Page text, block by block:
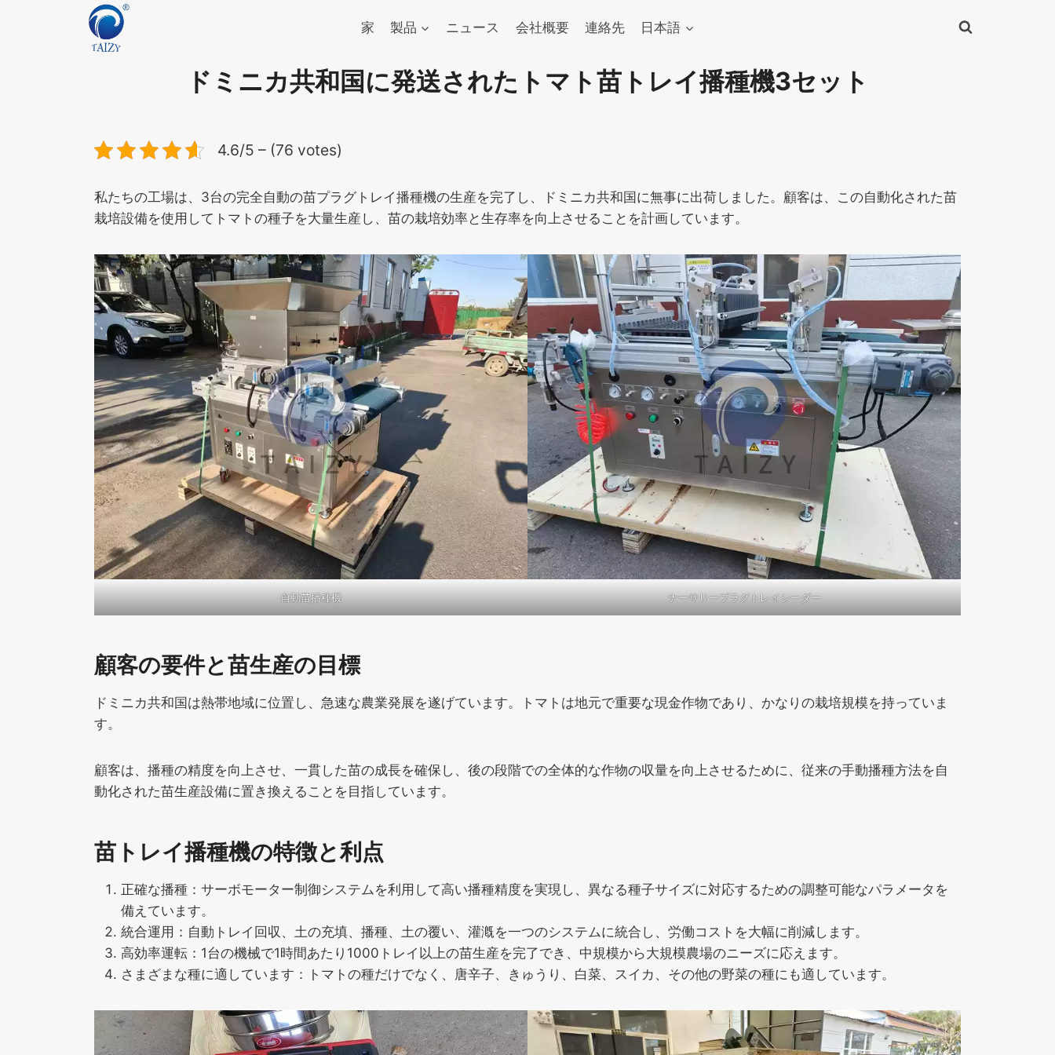
家 製品 ニュース 会社概要 連絡先 日本語
ドミニカ共和国に発送されたトマト苗トレイ播種機3セット
4.6/5 – (76 votes)
私たちの工場は、3台の完全自動の苗プラグトレイ播種機の生産を完了し、ドミニカ共和国に無事に出荷しました。顧客は、この自動化された苗
栽培設備を使用してトマトの種子を大量生産し、苗の栽培効率と生存率を向上させることを計画しています。
自動苗播種機 ナーサリープラグトレイシーダー
顧客の要件と苗生産の目標
ドミニカ共和国は熱帯地域に位置し、急速な農業発展を遂げています。トマトは地元で重要な現金作物であり、かなりの栽培規模を持っていま
す。
顧客は、播種の精度を向上させ、一貫した苗の成長を確保し、後の段階での全体的な作物の収量を向上させるために、従来の手動播種方法を自
動化された苗生産設備に置き換えることを目指しています。
苗トレイ播種機の特徴と利点
正確な播種：サーボモーター制御システムを利用して高い播種精度を実現し、異なる種子サイズに対応するための調整可能なパラメータを
備えています。
統合運用：自動トレイ回収、土の充填、播種、土の覆い、灌漑を一つのシステムに統合し、労働コストを大幅に削減します。
高効率運転：1台の機械で1時間あたり1000トレイ以上の苗生産を完了でき、中規模から大規模農場のニーズに応えます。
さまざまな種に適しています：トマトの種だけでなく、唐辛子、きゅうり、白菜、スイカ、その他の野菜の種にも適しています。